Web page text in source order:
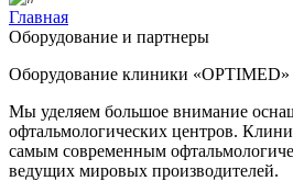
Главная
Оборудование и партнеры
Оборудование клиники «OPTIMED»
Мы уделяем большое внимание
офтальмологических центров.
самым современным
ведущих мировых производителей.